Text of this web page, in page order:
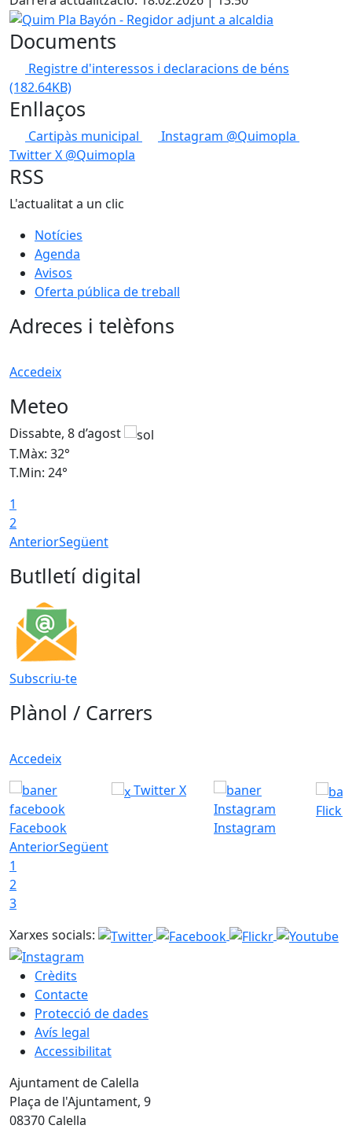
Quim Pla Bayón - Regidor adjunt a alcaldia
Documents
Registre d'interessos i declaracions de béns
(182.64KB)
Enllaços
Cartipàs municipal
Instagram @Quimopla
Twitter X @Quimopla
RSS
L'actualitat a un clic
Notícies
Agenda
Avisos
Oferta pública de treball
Adreces i telèfons
Accedeix
Meteo
Dissabte, 8 d’agost
T.Màx: 32°
T.Min: 24°
1
2
AnteriorSegüent
Butlletí digital
Subscriu-te
Plànol / Carrers
Accedeix
Facebook
Twitter X
Instagram
Flickr
AnteriorSegüent
1
2
3
Xarxes socials:
Crèdits
Contacte
Protecció de dades
Avís legal
Accessibilitat
Ajuntament de Calella
Plaça de l'Ajuntament, 9
08370 Calella